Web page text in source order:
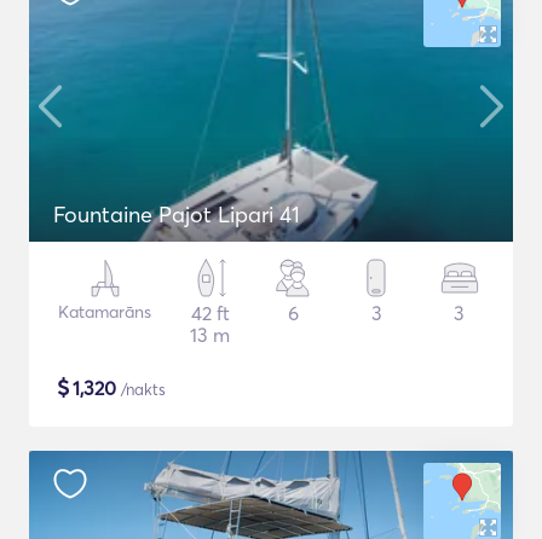
Fountaine Pajot Lipari 41
Katamarāns
42 ft
13 m
6 3 3
$1,320 /nakts